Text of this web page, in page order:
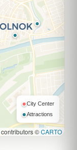
City Center
Attractions
contributors ©CARTO